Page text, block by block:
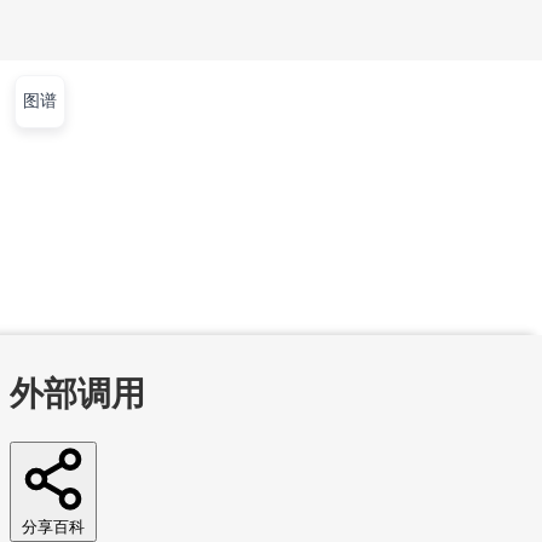
文章 视频 课程 集训营
首页文章视频
工作
图谱